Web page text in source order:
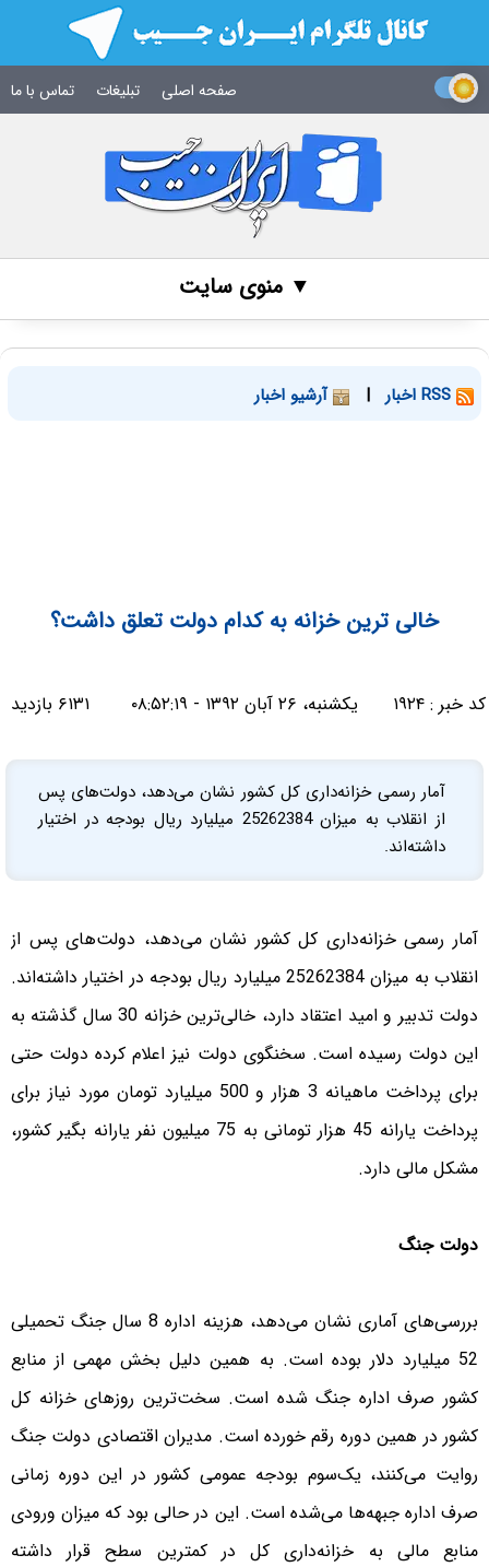
صفحه اصلی تبلیغات تماس با ما
▼ منوی سایت
| آرشیو اخبار
خالی‌ ترین خزانه به کدام دولت تعلق داشت؟
کد خبر :۱۹۲۴ یکشنبه، ۲۶ آبان ۱۳۹۲ - ۰۸:۵۲:۱۹ ۶۱۳۱ بازدید
آمار رسمی خزانه‌داری کل کشور نشان می‌دهد، دولت‌های پس
از انقلاب به میزان 25262384 میلیارد ریال بودجه در اختیار
داشته‌اند.
آمار رسمی خزانه‌داری کل کشور نشان می‌دهد، دولت‌های پس از
انقلاب به میزان 25262384 میلیارد ریال بودجه در اختیار داشته‌اند.
دولت تدبیر و امید اعتقاد دارد، خالی‌ترین خزانه 30 سال گذشته به
این دولت رسیده است. سخنگوی دولت نیز اعلام کرده دولت حتی
برای پرداخت ماهیانه 3 هزار و 500 میلیارد تومان مورد نیاز برای
پرداخت یارانه 45 هزار تومانی به 75 میلیون نفر یارانه بگیر کشور،
مشکل مالی دارد.
دولت جنگ
بررسی‌های آماری نشان می‌دهد، هزینه اداره 8 سال جنگ تحمیلی
52 میلیارد دلار بوده است. به همین دلیل بخش مهمی از منابع
کشور صرف اداره جنگ شده است. سخت‌ترین روز‌های خزانه کل
کشور در همین دوره رقم خورده است. مدیران اقتصادی دولت جنگ
روایت می‌کنند، یک‌سوم بودجه عمومی کشور در این دوره زمانی
صرف اداره جبهه‌ها می‌شده است. این در حالی بود که میزان ورودی
منابع مالی به خزانه‌داری کل در کمترین سطح قرار داشته